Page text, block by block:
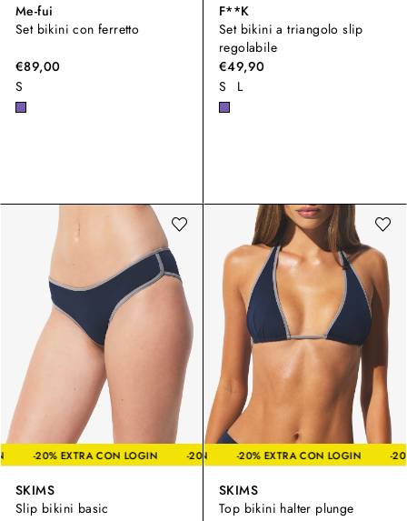
Me-fui
Set bikini con ferretto
€89,00
S
F**K
Set bikini a triangolo slip
regolabile
€49,90
S
L
CON LOGIN -20% EXTRA CON LOGIN -20% EXTRA CON LOGIN
SKIMS
Slip bikini basic
-20% EXTRA CON LOGIN -20% EXTRA CON
SKIMS
Top bikini halter plunge